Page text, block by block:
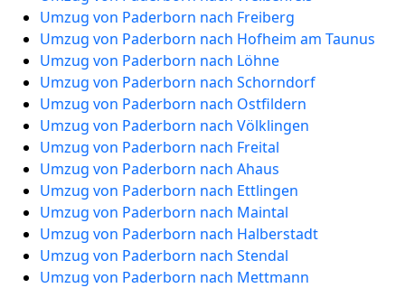
Umzug von Paderborn nach Freiberg
Umzug von Paderborn nach Hofheim am Taunus
Umzug von Paderborn nach Löhne
Umzug von Paderborn nach Schorndorf
Umzug von Paderborn nach Ostfildern
Umzug von Paderborn nach Völklingen
Umzug von Paderborn nach Freital
Umzug von Paderborn nach Ahaus
Umzug von Paderborn nach Ettlingen
Umzug von Paderborn nach Maintal
Umzug von Paderborn nach Halberstadt
Umzug von Paderborn nach Stendal
Umzug von Paderborn nach Mettmann